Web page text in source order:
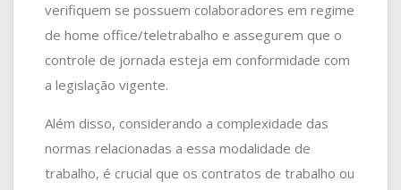
verifiquem se possuem colaboradores em regime
de home office/teletrabalho e assegurem que o
controle de jornada esteja em conformidade com
a legislação vigente.
Além disso, considerando a complexidade das
normas relacionadas a essa modalidade de
trabalho, é crucial que os contratos de trabalho ou